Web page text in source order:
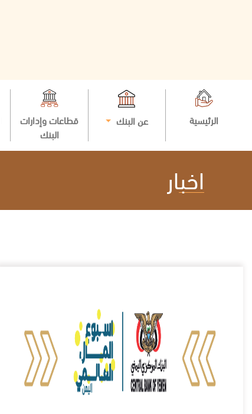
الرئيسية عن البنك
قطاعات وإدارات
البنك
اخبار